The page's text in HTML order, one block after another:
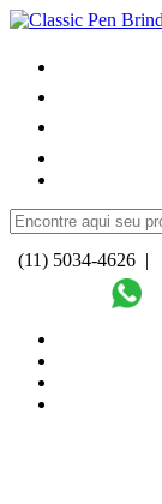
(11) 5034-4626 |